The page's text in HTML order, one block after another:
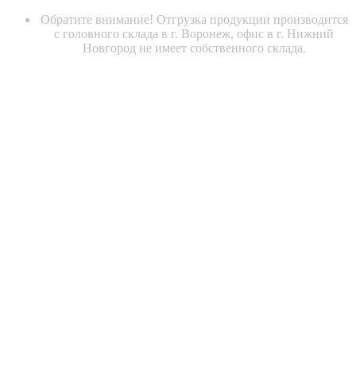
Обратите внимание! Отгрузка продукции производится
с головного склада в г. Воронеж, офис в г. Нижний
Новгород не имеет собственного склада.